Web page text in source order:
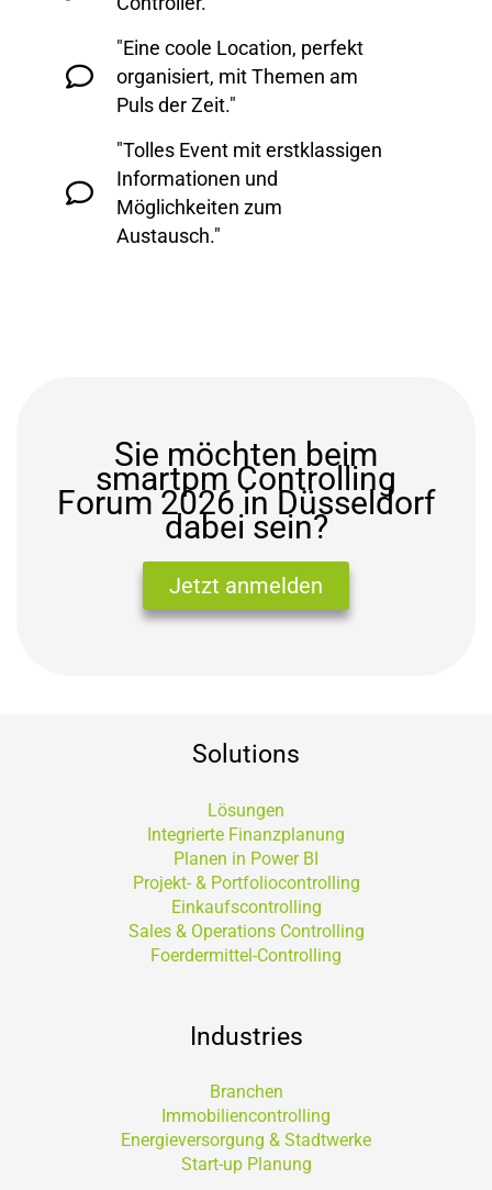
"Eine coole Location, perfekt
organisiert, mit Themen am
Puls der Zeit."
"Tolles Event mit erstklassigen
Informationen und
Möglichkeiten zum
Austausch."
Sie möchten beim
smartpm Controlling
Forum 2026 in Düsseldorf
dabei sein?
Jetzt anmelden
Solutions
Lösungen
Integrierte Finanzplanung
Planen in Power BI
Projekt- & Portfoliocontrolling
Einkaufscontrolling
Sales & Operations Controlling
Foerdermittel-Controlling
Industries
Branchen
Immobiliencontrolling
Energieversorgung & Stadtwerke
Start-up Planung